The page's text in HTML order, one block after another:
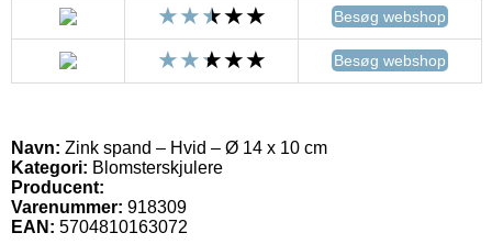
Besøg webshop
Besøg webshop
Navn: Zink spand – Hvid – Ø 14 x 10 cm
Kategori: Blomsterskjulere
Producent:
Varenummer: 918309
EAN: 5704810163072